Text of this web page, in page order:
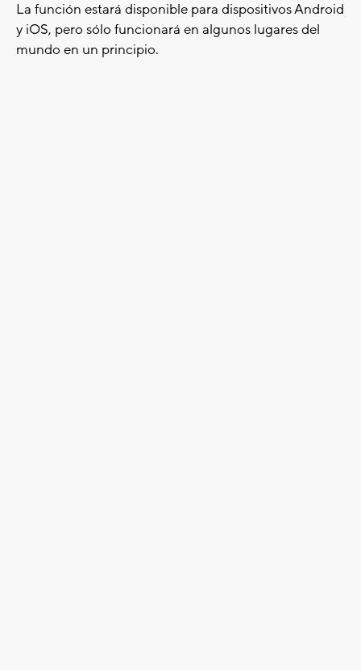
La función estará disponible para dispositivos Android
y iOS, pero sólo funcionará en algunos lugares del
mundo en un principio.